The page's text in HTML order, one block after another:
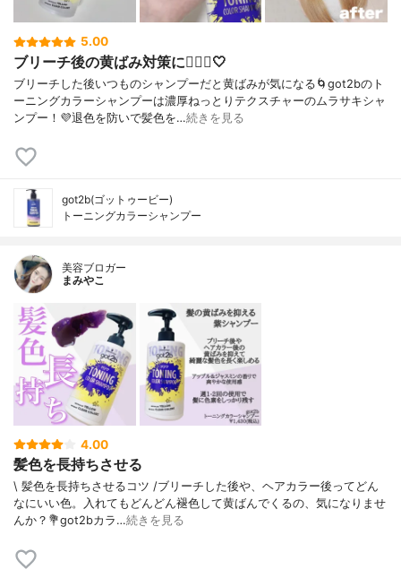
5.00
ブリーチ後の黄ばみ対策に💁🏼‍♀️🤍
ブリーチした後いつものシャンプーだと黄ばみが気になる🌀got2bのト
ーニングカラーシャンプーは濃厚ねっとりテクスチャーのムラサキシャ
ンプー！💜退色を防いで髪色を…続きを見る
got2b(ゴットゥービー)
トーニングカラーシャンプー
美容ブロガー
まみやこ
4.00
髪色を長持ちさせる
\ 髪色を長持ちさせるコツ /⁡ブリーチした後や、ヘアカラー後ってどん
なにいい色。入れてもどんどん褪色して黄ばんでくるの、気になりませ
んか？⁡⁡💐got2bカラ…続きを見る